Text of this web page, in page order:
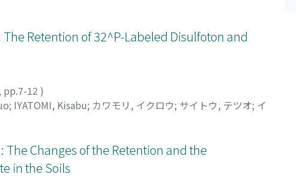
Retention of 32^P-Labeled Disulfoton and
pp.7-12 )
; IYATOMI, Kisabu; カワモリ, イクロウ; サイトウ, テツオ; イ
The Changes of the Retention and the
in the Soils